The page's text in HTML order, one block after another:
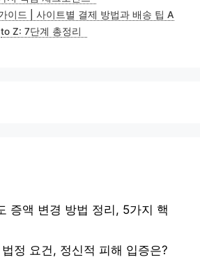
이드 | 사이트별 결제 방법과 배송 팁 A
to Z: 7단계 총정리
증액 변경 방법 정리, 5가지 핵
정 요건, 정신적 피해 입증은?